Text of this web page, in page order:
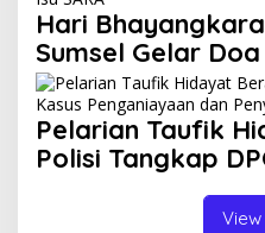
Hari
Sumsel Gelar
Agama, Kapolda
Hoaks dan Isu
Pelarian Taufik
Polisi Tangkap
Penganiayaan
Wanita di